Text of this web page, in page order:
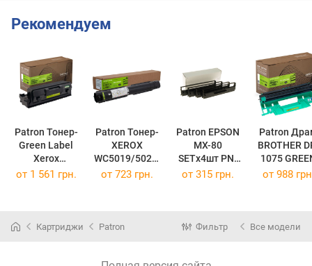
Рекомендуем
Patron Тонер-
Green Label
Xerox
106R03623
Patron Тонер-
XEROX
WC5019/5021,
006R01573,
Patron EPSON
MX-80
SETх4шт PN-
MX80-4
Patron
BROTHER
1075
Label PN-
от 1 561 грн. от 723 грн. от 315 грн. от 988
Картриджи Patron Фильтр Все модели